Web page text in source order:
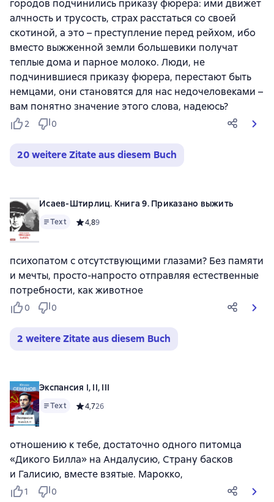
городов подчинились приказу фюрера: ими движет
алчность и трусость, страх расстаться со своей
скотиной, а это – преступление перед рейхом, ибо
вместо выжженной земли большевики получат
теплые дома и парное молоко. Люди, не
подчинившиеся приказу фюрера, перестают быть
немцами, они становятся для нас недочеловеками –
вам понятно значение этого слова, надеюсь?
2 0
20 weitere Zitate aus diesem Buch
Исаев-Штирлиц. Книга 9. Приказано выжить
Text Средний рейтинг 4,8 на основе 9 оценок
4,89
психопатом с отсутствующими глазами? Без памяти
и мечты, просто-напросто отправляя естественные
потребности, как животное
0 0
2 weitere Zitate aus diesem Buch
Экспансия I, II, III
Text Средний рейтинг 4,7 на основе 26 оценок
4,726
отношению к тебе, достаточно одного питомца
«Дикого Билла» на Андалусию, Страну басков
и Галисию, вместе взятые. Марокко,
1 0